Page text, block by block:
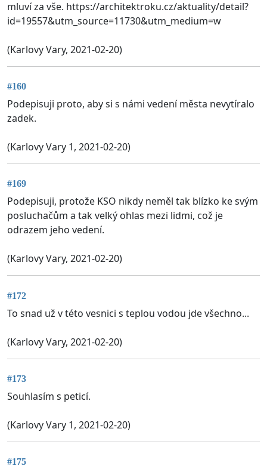
mluví za vše. https://architektroku.cz/aktuality/detail?
id=19557&utm_source=11730&utm_medium=w
(Karlovy Vary, 2021-02-20)
#160
Podepisuji proto, aby si s námi vedení města nevytíralo
zadek.
(Karlovy Vary 1, 2021-02-20)
#169
Podepisuji, protože KSO nikdy neměl tak blízko ke svým
posluchačům a tak velký ohlas mezi lidmi, což je
odrazem jeho vedení.
(Karlovy Vary, 2021-02-20)
#172
To snad už v této vesnici s teplou vodou jde všechno...
(Karlovy Vary, 2021-02-20)
#173
Souhlasím s peticí.
(Karlovy Vary 1, 2021-02-20)
#175